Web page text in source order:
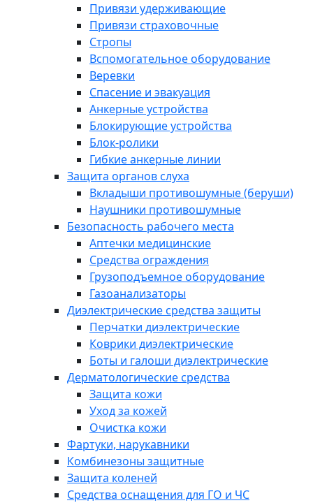
Привязи удерживающие
Привязи страховочные
Стропы
Вспомогательное оборудование
Веревки
Спасение и эвакуация
Анкерные устройства
Блокирующие устройства
Блок-ролики
Гибкие анкерные линии
Защита органов слуха
Вкладыши противошумные (беруши)
Наушники противошумные
Безопасность рабочего места
Аптечки медицинские
Средства ограждения
Грузоподъемное оборудование
Газоанализаторы
Диэлектрические средства защиты
Перчатки диэлектрические
Коврики диэлектрические
Боты и галоши диэлектрические
Дерматологические средства
Защита кожи
Уход за кожей
Очистка кожи
Фартуки, нарукавники
Комбинезоны защитные
Защита коленей
Средства оснащения для ГО и ЧС